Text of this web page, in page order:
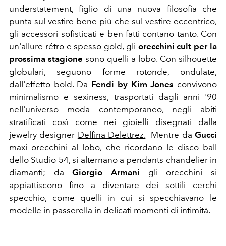
understatement, figlio di una nuova filosofia che
punta sul vestire bene più che sul vestire eccentrico,
gli accessori sofisticati e ben fatti contano tanto. Con
un'allure rétro e spesso gold, gli orecchini cult per la
prossima stagione sono quelli a lobo. Con silhouette
globulari, seguono forme rotonde, ondulate,
dall'effetto bold. Da Fendi by Kim Jones convivono
minimalismo e sexiness, trasportati dagli anni '90
nell'universo moda contemporaneo, negli abiti
stratificati così come nei gioielli disegnati dalla
jewelry designer Delfina Delettrez. Mentre daGucci
maxi orecchini al lobo, che ricordano le disco ball
dello Studio 54, si alternano a pendants chandelier in
diamanti; daGiorgio Armani gli orecchini si
appiattiscono fino a diventare dei sottili cerchi
specchio, come quelli in cui si specchiavano le
modelle in passerella in delicati momenti di intimità.